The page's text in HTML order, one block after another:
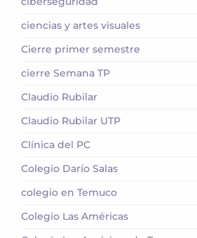
ciencias y artes visuales
Cierre primer semestre
cierre Semana TP
Claudio Rubilar
Claudio Rubilar UTP
Clínica del PC
Colegio Darío Salas
colegio en Temuco
Colegio Las Américas